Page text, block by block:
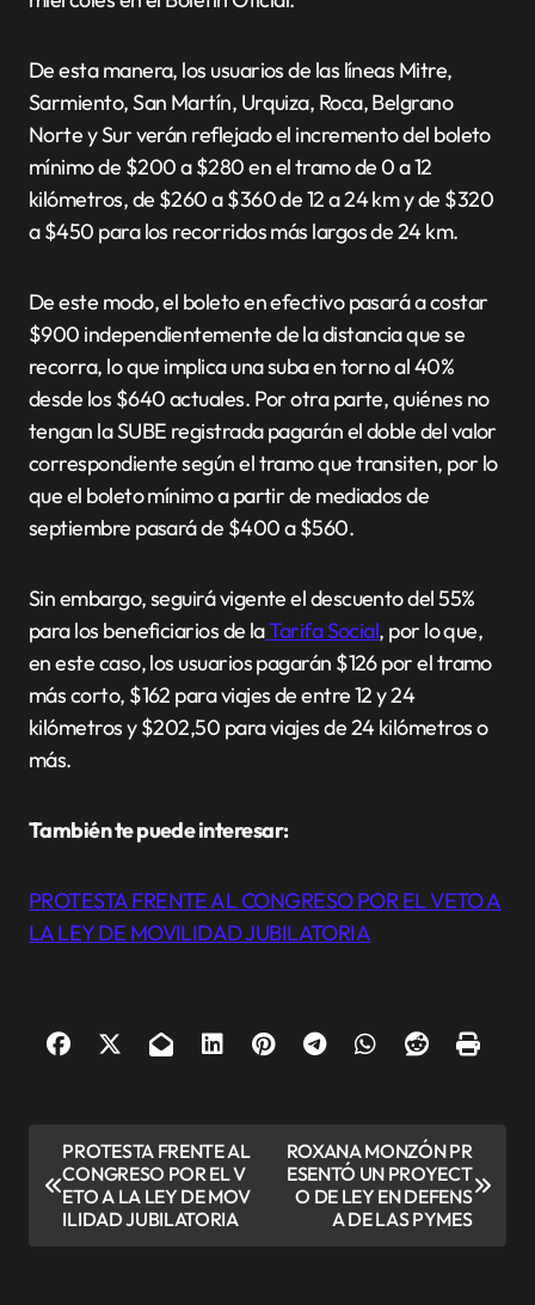
De esta manera, los usuarios de las líneas Mitre,
Sarmiento, San Martín, Urquiza, Roca, Belgrano
Norte y Sur verán reflejado el incremento del boleto
mínimo de $200 a $280 en el tramo de 0 a 12
kilómetros, de $260 a $360 de 12 a 24 km y de $320
a $450 para los recorridos más largos de 24 km.
De este modo, el boleto en efectivo pasará a costar
$900 independientemente de la distancia que se
recorra, lo que implica una suba en torno al 40%
desde los $640 actuales. Por otra parte, quiénes no
tengan la SUBE registrada pagarán el doble del valor
correspondiente según el tramo que transiten, por lo
que el boleto mínimo a partir de mediados de
septiembre pasará de $400 a $560.
Sin embargo, seguirá vigente el descuento del 55%
para los beneficiarios de laTarifa Social, por lo que,
en este caso, los usuarios pagarán $126 por el tramo
más corto, $162 para viajes de entre 12 y 24
kilómetros y $202,50 para viajes de 24 kilómetros o
más.
También te puede interesar:
PROTESTA FRENTE AL CONGRESO POR EL VETO A
LA LEY DE MOVILIDAD JUBILATORIA
a
PROTESTA FRENTE AL
CONGRESO POR EL V
ETO A LA LEY DE MOV
ILIDAD JUBILATORIA
ROXANA MONZÓN PR
ESENTÓ UN PROYECT
O DE LEY EN DEFENS
A DE LAS PYMES